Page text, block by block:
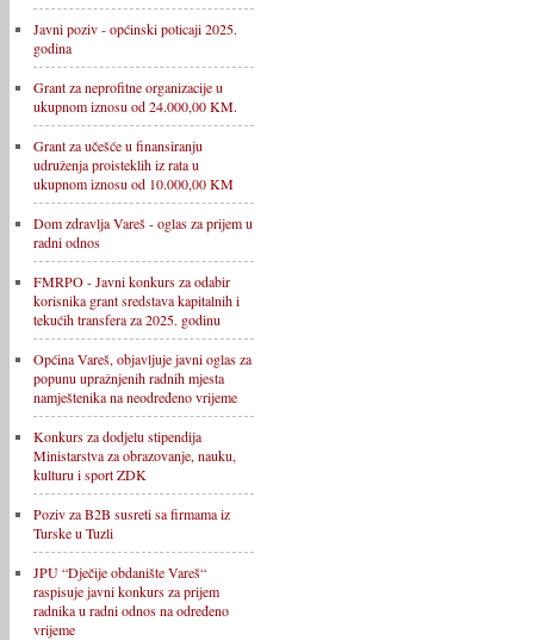
Javni poziv - općinski poticaji 2025.
godina
Grant za neprofitne organizacije u
ukupnom iznosu od 24.000,00 KM.
Grant za učešće u finansiranju
udruženja proisteklih iz rata u
ukupnom iznosu od 10.000,00 KM
Dom zdravlja Vareš - oglas za prijem u
radni odnos
FMRPO - Javni konkurs za odabir
korisnika grant sredstava kapitalnih i
tekućih transfera za 2025. godinu
Općina Vareš, objavljuje javni oglas za
popunu upražnjenih radnih mjesta
namještenika na neodređeno vrijeme
Konkurs za dodjelu stipendija
Ministarstva za obrazovanje, nauku,
kulturu i sport ZDK
Poziv za B2B susreti sa firmama iz
Turske u Tuzli
JPU “Dječije obdanište Vareš“
raspisuje javni konkurs za prijem
radnika u radni odnos na određeno
vrijeme